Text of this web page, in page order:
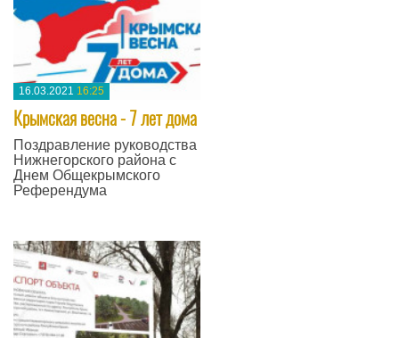
16.03.2021 16:25
Крымская весна - 7 лет дома
Поздравление руководства
Нижнегорского района с
Днем Общекрымского
Референдума